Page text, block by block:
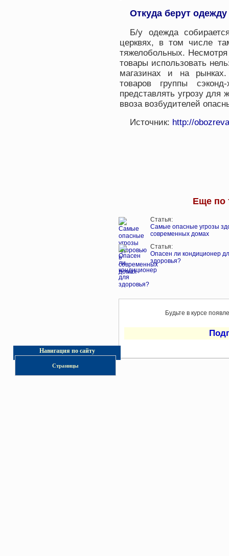
Откуда берут
Б/у одежда
церквях, в том числе
тяжелобольных.
товары использовать
магазинах и на рынках.
товаров группы
представлять угрозу для
ввоза возбудителей
Источник: http://
Еще по
Статья:
Самые опасные угрозы
современных домах
Статья:
Опасен ли кондиционер
здоровья?
Будьте в курсе
Навигация по сайту
Страницы